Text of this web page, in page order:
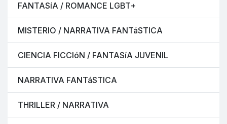
FANTASíA / ROMANCE LGBT+
MISTERIO / NARRATIVA FANTáSTICA
CIENCIA FICCIóN / FANTASíA JUVENIL
NARRATIVA FANTáSTICA
THRILLER / NARRATIVA